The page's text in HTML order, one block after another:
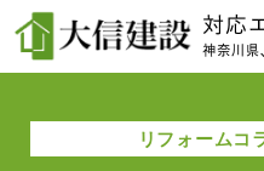
リフォームコ